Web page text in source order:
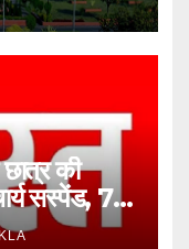
की
सस्पेंड, 7